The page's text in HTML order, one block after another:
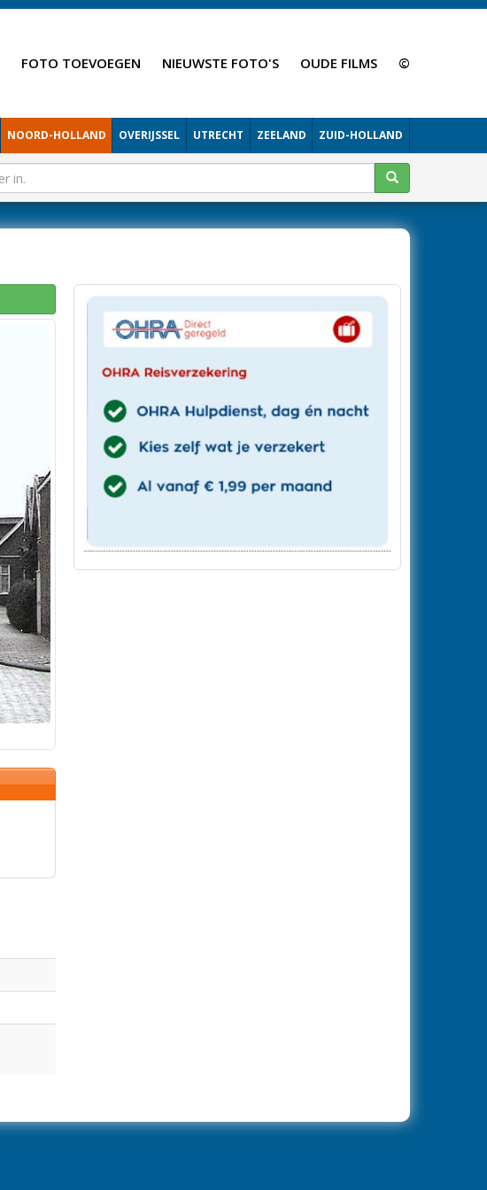
FOTO TOEVOEGEN NIEUWSTE FOTO'S OUDE FILMS ©
NOORD-HOLLAND OVERIJSSEL UTRECHT ZEELAND ZUID-HOLLAND